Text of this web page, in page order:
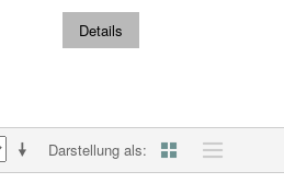
Details
Darstellung als